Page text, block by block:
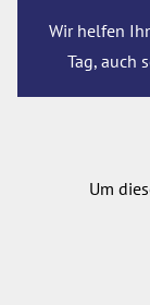
Wir helfen
Tag, auch
Um